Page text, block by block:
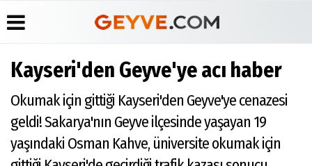
Üye Paneli
Haber
Arşivi
Günün
Haberleri
Anketler
Biyografiler
Köşe
Yazarları
Video
Galeri
Foto
Galeri
İlkeleri
Medyabar.com
Künye
İletişim
Kayseri'den Geyve'ye acı haber
Okumak için gittiği Kayseri'den Geyve'ye cenazesi
geldi! Sakarya'nın Geyve ilçesinde yaşayan 19
yaşındaki Osman Kahve, üniversite okumak için